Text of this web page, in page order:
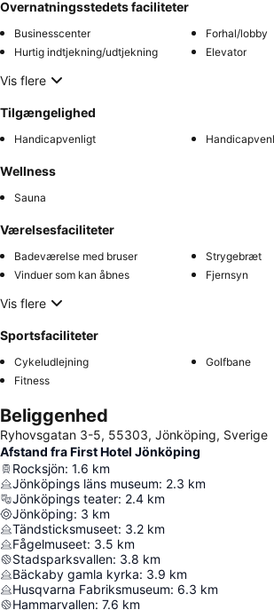
Overnatningsstedets faciliteter
Businesscenter
Forhal/lobby
Hurtig indtjekning/udtjekning
Elevator
Vis flere
Tilgængelighed
Handicapvenligt
Wellness
Sauna
Værelsesfaciliteter
Badeværelse med bruser
Strygebræt
Vinduer som kan åbnes
Fjernsyn
Vis flere
Sportsfaciliteter
Cykeludlejning
Golfbane
Fitness
Beliggenhed
Ryhovsgatan 3-5, 55303, Jönköping, Sverige
Afstand fra First Hotel Jönköping
Rocksjön: 1.6 km
Jönköpings läns museum: 2.3 km
Jönköpings teater: 2.4 km
Jönköping: 3 km
Tändsticksmuseet: 3.2 km
Fågelmuseet: 3.5 km
Stadsparksvallen: 3.8 km
Bäckaby gamla kyrka: 3.9 km
Husqvarna Fabriksmuseum: 6.3 km
Hammarvallen: 7.6 km